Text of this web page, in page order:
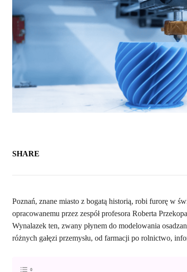
SHARE
Poznań, znane miasto z bogatą historią, robi furorę w
opracowanemu przez zespół profesora Roberta
Wynalazek ten, zwany płynem do modelowania
różnych gałęzi przemysłu, od farmacji po rolnictwo,